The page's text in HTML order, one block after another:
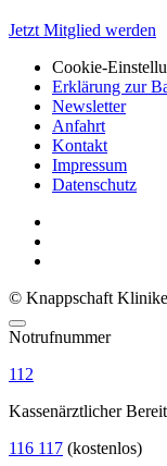
Jetzt Mitglied werden
Cookie-
Erklärung zur
Newsletter
Anfahrt
Kontakt
Impressum
Datenschutz
© Knappschaft
Notrufnummer
112
Kassenärztlicher
116 117 (kostenlos)